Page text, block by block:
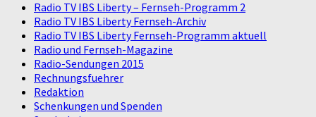
Radio TV IBS Liberty – Fernseh-Programm 2
Radio TV IBS Liberty Fernseh-Archiv
Radio TV IBS Liberty Fernseh-Programm aktuell
Radio und Fernseh-Magazine
Radio-Sendungen 2015
Rechnungsfuehrer
Redaktion
Schenkungen und Spenden